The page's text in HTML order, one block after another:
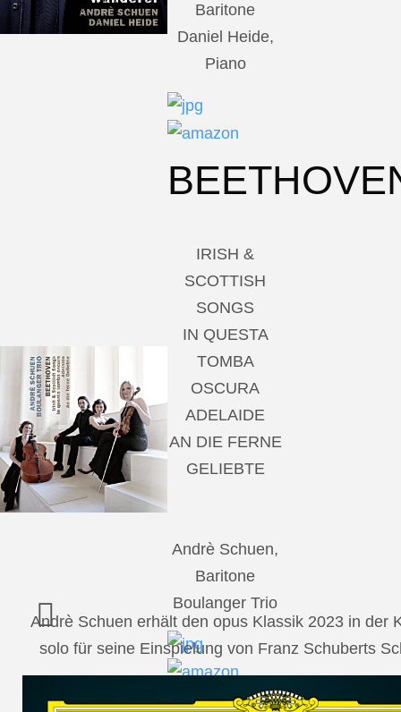
Baritone
Daniel Heide,
Piano
IRISH &
SCOTTISH
SONGS
IN QUESTA
TOMBA
OSCURA
ADELAIDE
AN DIE FERNE
GELIEBTE
Andrè Schuen,
Baritone
Boulanger Trio
Andrè Schuen erhält den opus Klassik 2023 in der
solo für seine Einspielung von Franz Schuberts